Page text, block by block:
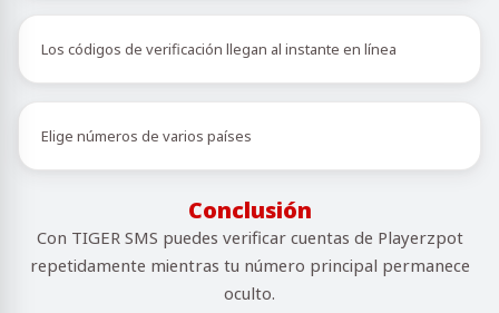
Los códigos de verificación llegan al instante en línea
Elige números de varios países
Conclusión
Con TIGER SMS puedes verificar cuentas de Playerzpot
repetidamente mientras tu número principal permanece
oculto.